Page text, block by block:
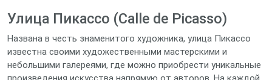
Улица Пикассо (Calle de Picasso)
Названа в честь знаменитого художника, улица Пикассо
известна своими художественными мастерскими и
небольшими галереями, где можно приобрести уникальные